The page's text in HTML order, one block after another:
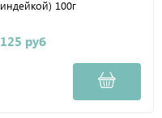
индейкой) 100г
125 руб